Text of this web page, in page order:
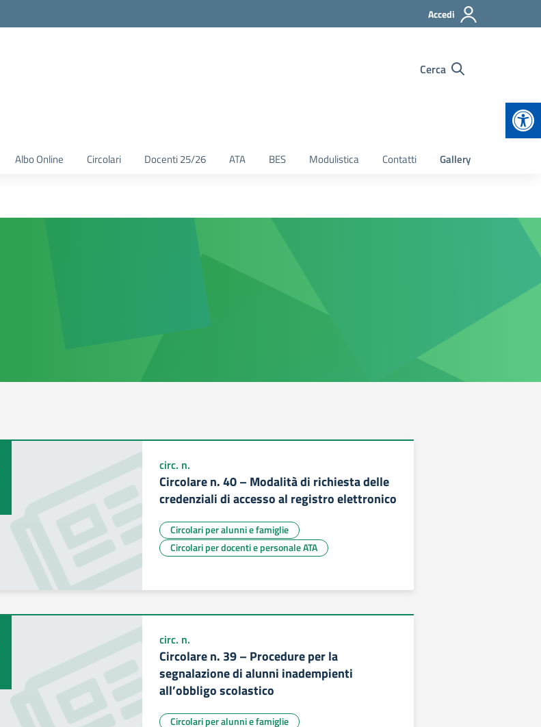
Accedi
Cerca
Albo Online Circolari Docenti 25/26 ATA BES Modulistica Contatti Gallery
circ. n.
Circolare n. 40 – Modalità di richiesta delle
credenziali di accesso al registro elettronico
Circolari per alunni e famiglie
Circolari per docenti e personale ATA
circ. n.
Circolare n. 39 – Procedure per la
segnalazione di alunni inadempienti
all’obbligo scolastico
Circolari per alunni e famiglie